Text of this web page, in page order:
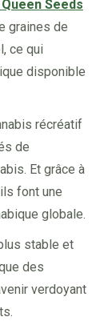
Queen Seeds
graines de
ce qui
disponible
récréatif
de
Et grâce à
font une
globale.
stable et
des
verdoyant